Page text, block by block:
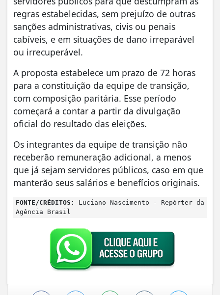
regras estabelecidas, sem prejuízo de outras
sanções administrativas, civis ou penais
cabíveis, e em situações de dano irreparável
ou irrecuperável.
A proposta estabelece um prazo de 72 horas
para a constituição da equipe de transição,
com composição paritária. Esse período
começará a contar a partir da divulgação
oficial do resultado das eleições.
Os integrantes da equipe de transição não
receberão remuneração adicional, a menos
que já sejam servidores públicos, caso em que
manterão seus salários e benefícios originais.
FONTE/CRÉDITOS:
Luciano Nascimento - Repórter da
Agência Brasil